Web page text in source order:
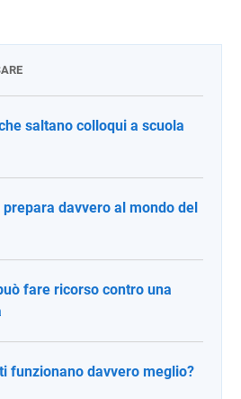
saltano colloqui a scuola
davvero al mondo del
fare ricorso contro una
funzionano davvero meglio?